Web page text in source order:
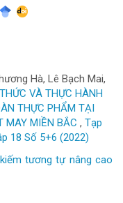
Hà, Lê Bạch Mai,
VÀ THỰC HÀNH
THỰC PHẨM TẠI
MAY MIỀN BẮC , Tạp
18 Số 5+6 (2022)
tương tự nâng cao